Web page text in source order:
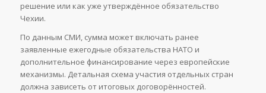
решение или как уже утверждённое обязательство
Чехии.
По данным СМИ, сумма может включать ранее
заявленные ежегодные обязательства НАТО и
дополнительное финансирование через европейские
механизмы. Детальная схема участия отдельных стран
должна зависеть от итоговых договорённостей.